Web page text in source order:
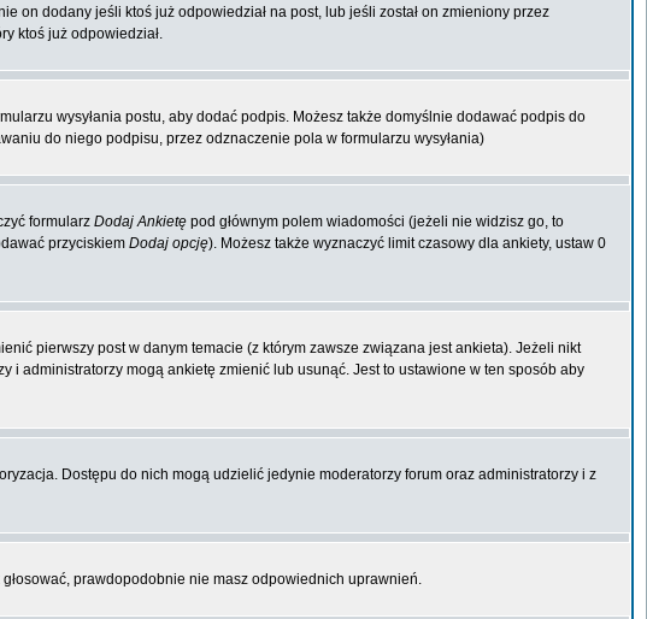
on dodany jeśli ktoś już odpowiedział na post, lub jeśli został on zmieniony przez
ktoś już odpowiedział.
wysyłania postu, aby dodać podpis. Możesz także domyślnie dodawać podpis do
do niego podpisu, przez odznaczenie pola w formularzu wysyłania)
formularz Dodaj Ankietę pod głównym polem wiadomości (jeżeli nie widzisz go, to
przyciskiem Dodaj opcję). Możesz także wyznaczyć limit czasowy dla ankiety, ustaw 0
pierwszy post w danym temacie (z którym zawsze związana jest ankieta). Jeżeli nikt
i administratorzy mogą ankietę zmienić lub usunąć. Jest to ustawione w ten sposób aby
Dostępu do nich mogą udzielić jedynie moderatorzy forum oraz administratorzy i z
prawdopodobnie nie masz odpowiednich uprawnień.